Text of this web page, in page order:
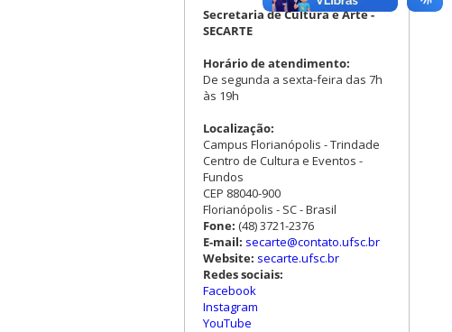
Secretaria de Cultura e Arte -
SECARTE
Horário de atendimento:
De segunda a sexta-feira das 7h
às 19h
Localização:
Campus Florianópolis - Trindade
Centro de Cultura e Eventos -
Fundos
CEP 88040-900
Florianópolis - SC - Brasil
Fone: (48) 3721-2376
E-mail: secarte@contato.ufsc.br
Website: secarte.ufsc.br
Redes sociais:
Facebook
Instagram
YouTube